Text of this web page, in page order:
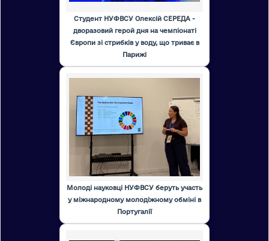
Студент НУФВСУ Олексій СЕРЕДА -
дворазовий герой дня на чемпіонаті
Європи зі стрибків у воду, що триває в
Парижі
Молоді науковці НУФВСУ беруть участь
у міжнародному молодіжному обміні в
Португалії